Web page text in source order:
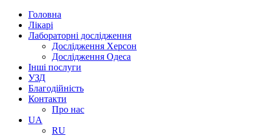
Головна
Лікарі
Лабораторні дослідження
Дослідження Херсон
Дослідження Одеса
Інші послуги
УЗД
Благодійність
Контакти
Про нас
UA
RU